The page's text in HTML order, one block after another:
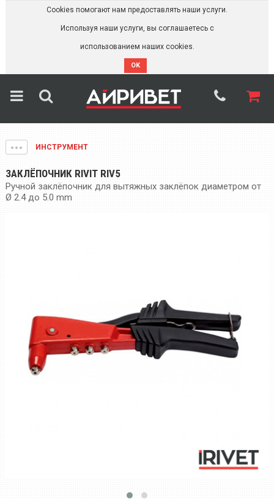
Cookies помогают нам предоставлять наши услуги.
Используя наши услуги, вы соглашаетесь с
использованием наших cookies.
OK
ИНСТРУМЕНТ
ЗАКЛЁПОЧНИК RIVIT RIV5
Ручной заклёпочник для вытяжных заклёпок диаметром от
Ø 2.4 до 5.0 mm